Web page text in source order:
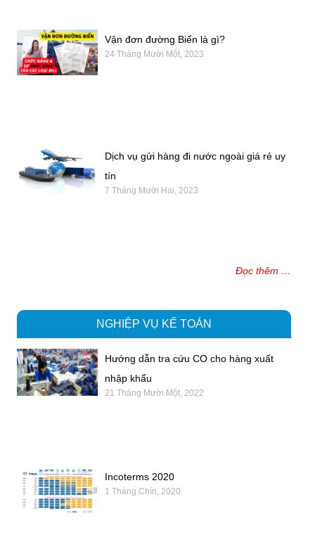
Vận đơn đường Biển là gì?
24 Tháng Mười Một, 2023
Dịch vụ gửi hàng đi nước ngoài giá rẻ uy
tín
7 Tháng Mười Hai, 2023
Đọc thêm …
NGHIỆP VỤ KẾ TOÁN
Hướng dẫn tra cứu CO cho hàng xuất
nhập khẩu
21 Tháng Mười Một, 2022
Incoterms 2020
1 Tháng Chín, 2020